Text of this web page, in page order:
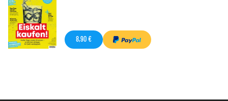
8,90 €